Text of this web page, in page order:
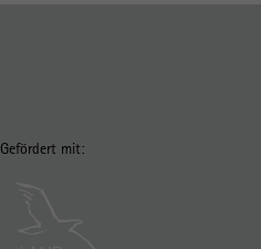
Gefördert mit: